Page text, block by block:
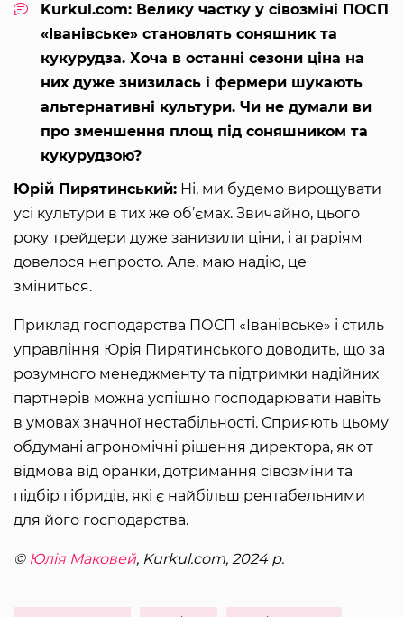
Kurkul.com: Велику частку у сівозміні ПОСП
«Іванівське» становлять соняшник та
кукурудза. Хоча в останні сезони ціна на
них дуже знизилась і фермери шукають
альтернативні культури. Чи не думали ви
про зменшення площ під соняшником та
кукурудзою?
Юрій Пирятинський: Ні, ми будемо вирощувати
усі культури в тих же об’ємах. Звичайно, цього
року трейдери дуже занизили ціни, і аграріям
довелося непросто. Але, маю надію, це
зміниться.
Приклад господарства ПОСП «Іванівське» і стиль
управління Юрія Пирятинського доводить, що за
розумного менеджменту та підтримки надійних
партнерів можна успішно господарювати навіть
в умовах значної нестабільності. Сприяють цьому
обдумані агрономічні рішення директора, як от
відмова від оранки, дотримання сівозміни та
підбір гібридів, які є найбільш рентабельними
для його господарства.
© Юлія Маковей, Kurkul.com, 2024 р.